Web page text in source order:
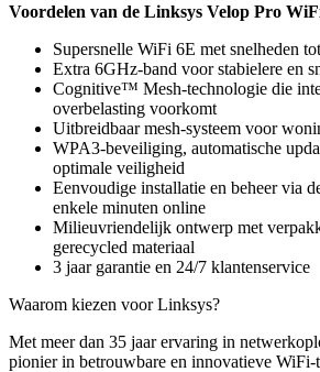
Voordelen van de Linksys Velop Pro
Supersnelle WiFi 6E met snelheden
Extra 6GHz-band voor stabielere en
Cognitive™ Mesh-technologie die
overbelasting voorkomt
Uitbreidbaar mesh-systeem voor
WPA3-beveiliging, automatische
optimale veiligheid
Eenvoudige installatie en beheer via
enkele minuten online
Milieuvriendelijk ontwerp met
gerecycled materiaal
3 jaar garantie en 24/7 klantenservice
Waarom kiezen voor Linksys?
Met meer dan 35 jaar ervaring in
pionier in betrouwbare en innovatieve